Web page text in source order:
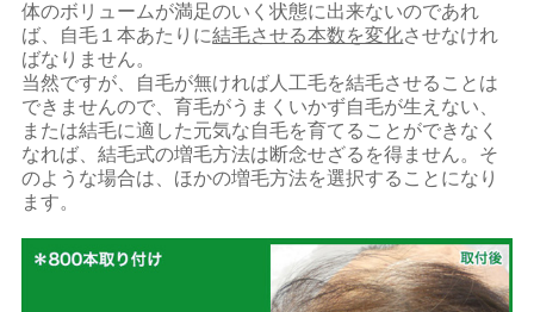
体のボリュームが満足のいく状態に出来ないのであれ
ば、自毛１本あたりに結毛させる本数を変化させなけれ
ばなりません。
当然ですが、自毛が無ければ人工毛を結毛させることは
できませんので、育毛がうまくいかず自毛が生えない、
または結毛に適した元気な自毛を育てることができなく
なれば、結毛式の増毛方法は断念せざるを得ません。そ
のような場合は、ほかの増毛方法を選択することになり
ます。